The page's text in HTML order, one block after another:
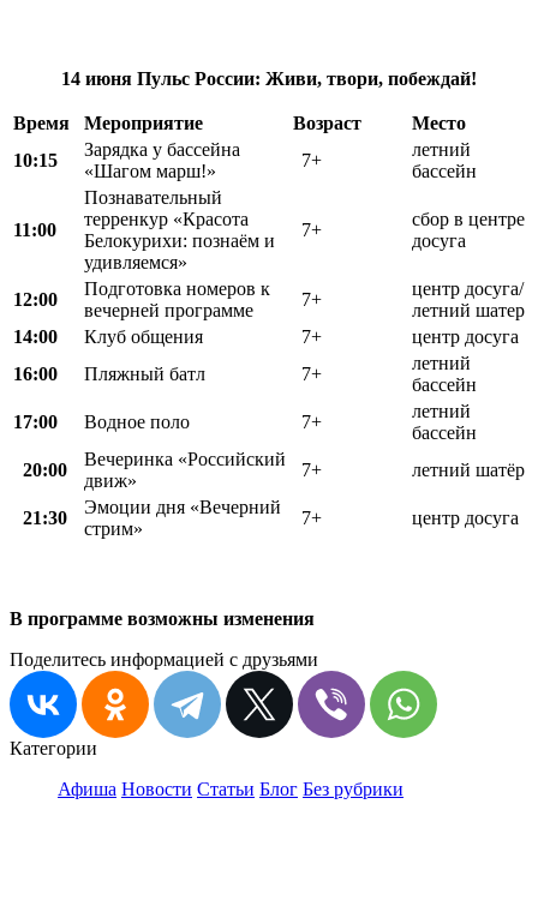
14 июня Пульс России: Живи, твори, побеждай!
Время Мероприятие Возраст
Место
10:15
Зарядка у бассейна
«Шагом марш!»
7+
летний
бассейн
11:00
Познавательный
терренкур «Красота
Белокурихи: познаём и
удивляемся»
7+
сбор в центре
досуга
12:00
Подготовка номеров к
вечерней программе
7+
центр досуга/
летний шатер
14:00
Клуб общения 7+
центр досуга
16:00
Пляжный батл 7+
летний
бассейн
17:00
Водное поло 7+
летний
бассейн
20:00
Вечеринка «Российский
движ»
7+ летний шатёр
21:30
Эмоции дня «Вечерний
стрим»
7+ центр досуга
В программе возможны изменения
Поделитесь информацией с друзьями
Категории
Афиша Новости Статьи Блог Без рубрики